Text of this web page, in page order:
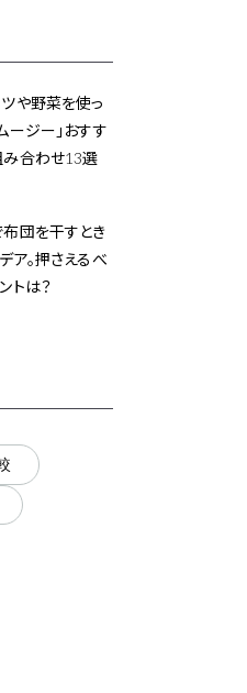
や野菜を使っ
ージー」おすす
み合わせ13選
団を干すとき
ア。押さえるべ
トは？